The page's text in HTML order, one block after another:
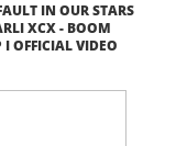
IN OUR STARS
XCX - BOOM
I OFFICIAL VIDEO